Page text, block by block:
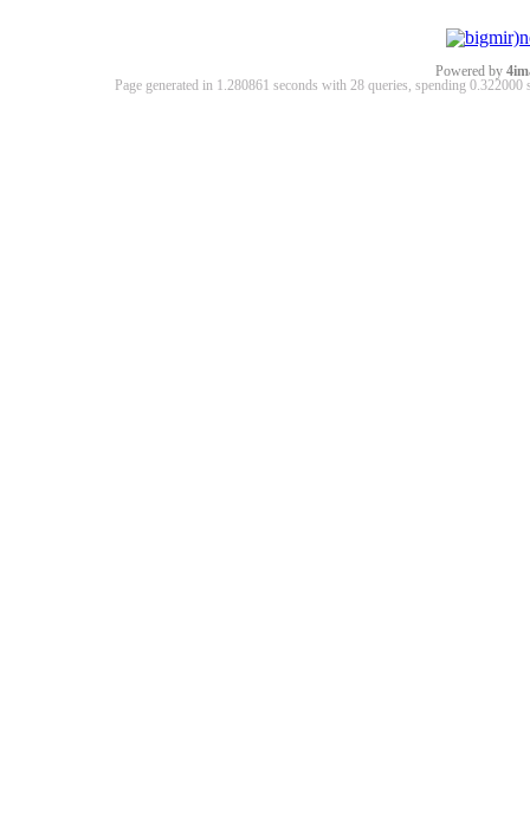
Powered by
Page generated in 1.280861 seconds with 28 queries, spending